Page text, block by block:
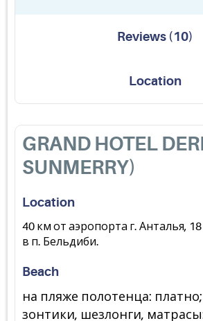
Reviews ( 10)
Location
GRAND HOTEL
SUNMERRY)
Location
40 км от аэропорта г. Анталья,
в п. Бельдиби.
Beach
на пляже полотенца:
зонтики, шезлонги,